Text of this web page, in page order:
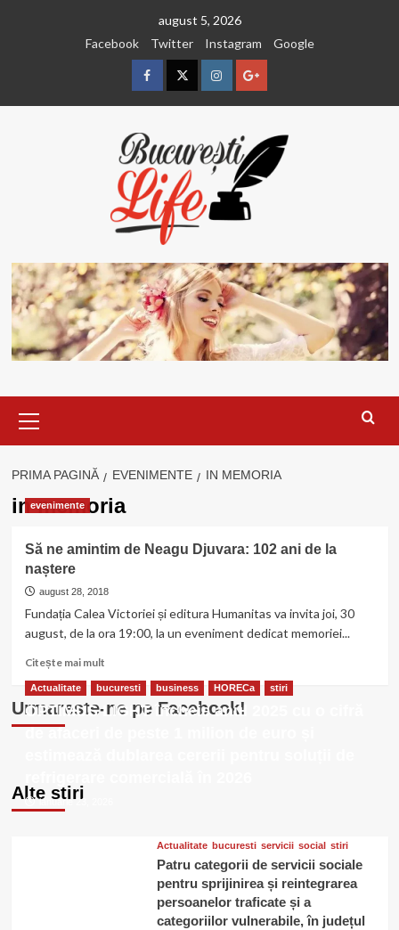
august 5, 2026
Facebook
Twitter Instagram Google
FacebookTwitterInstagramGoogle
principal
PRIMA PAGINĂ EVENIMENTE IN MEMORIA
in memoria
evenimente
Să ne amintim de Neagu Djuvara: 102 ani de la
naștere
august 28, 2018
Fundația Calea Victoriei și editura Humanitas va invita joi, 30
august, de la ora 19:00, la un eveniment dedicat memoriei...
Citește mai multCitește
multe
despre
Urmareste-ne pe Facebook!
Alte stiri
Actualitate bucuresti business HORECa stiri
OPTIMUS LIGHT încheie anul 2025 cu o cifră
de afaceri de peste 1 milion de euro și
ianuarie 23, 2026
Actualitate bucuresti servicii social stiri
Patru categorii de servicii sociale
pentru sprijinirea și reintegrarea
persoanelor traficate și a
categoriilor vulnerabile, în județul